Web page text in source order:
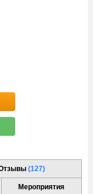
(127)
Мероприятия